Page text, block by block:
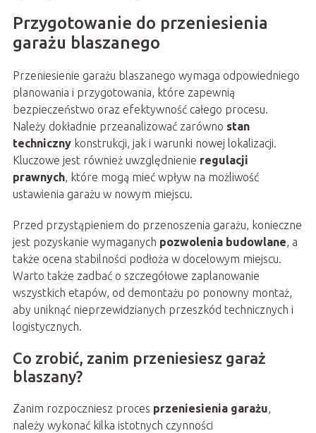
Przygotowanie do przeniesienia
garażu blaszanego
Przeniesienie garażu blaszanego wymaga odpowiedniego
planowania i przygotowania, które zapewnią
bezpieczeństwo oraz efektywność całego procesu.
Należy dokładnie przeanalizować zarówno stan
technicznykonstrukcji, jak i warunki nowej lokalizacji.
Kluczowe jest również uwzględnienie regulacji
prawnych, które mogą mieć wpływ na możliwość
ustawienia garażu w nowym miejscu.
Przed przystąpieniem do przenoszenia garażu, konieczne
jest pozyskanie wymaganych pozwolenia budowlane, a
także ocena stabilności podłoża w docelowym miejscu.
Warto także zadbać o szczegółowe zaplanowanie
wszystkich etapów, od demontażu po ponowny montaż,
aby uniknąć nieprzewidzianych przeszkód technicznych i
logistycznych.
Co zrobić, zanim przeniesiesz garaż
blaszany?
Zanim rozpoczniesz proces przeniesienia garażu,
należy wykonać kilka istotnych czynności